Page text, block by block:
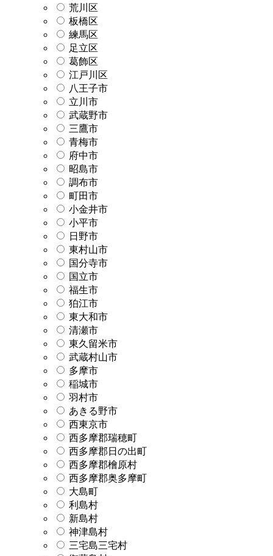
荒川区
板橋区
練馬区
足立区
葛飾区
江戸川区
八王子市
立川市
武蔵野市
三鷹市
青梅市
府中市
昭島市
調布市
町田市
小金井市
小平市
日野市
東村山市
国分寺市
国立市
福生市
狛江市
東大和市
清瀬市
東久留米市
武蔵村山市
多摩市
稲城市
羽村市
あきる野市
西東京市
西多摩郡瑞穂町
西多摩郡日の出町
西多摩郡檜原村
西多摩郡奥多摩町
大島町
利島村
新島村
神津島村
三宅島三宅村